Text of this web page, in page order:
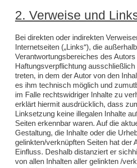
2. Verweise und
Bei direkten oder indirekten
Internetseiten („Links“), die
Verantwortungsbereiches des
Haftungsverpflichtung
treten, in dem der Autor von den
es ihm technisch möglich und
im Falle rechtswidriger Inhalte zu
erklärt hiermit ausdrücklich, dass
Linksetzung keine illegalen Inhalte
Seiten erkennbar waren. Auf die
Gestaltung, die Inhalte oder die
gelinkten/verknüpften Seiten hat der
Einfluss. Deshalb distanziert er
von allen Inhalten aller gelinkten /